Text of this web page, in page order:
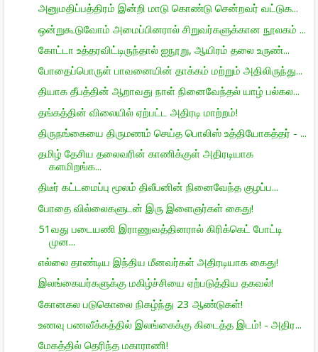
அனுமதிப்பத்திரம் இன்றி மாடு கொண்டு சென்றவர் வட்டுக...
ஒன்றுகூடுவோம் அமைப்பினரால் சிறுவர்களுக்கான நூலகம் ...
கோட்டா உத்தரவிட்டிருந்தால் ஐநூறு, ஆயிரம் தலை உருண்...
போதைப்பொருள் பாவனையின் தாக்கம் மற்றும் அதிலிருந்து...
தியாக தீபத்தின் ஆறாவது நாள் நினைவேந்தல் யாழ் பல்கல...
தங்கத்தின் விலையில் ஏற்பட்ட அதிரடி மாற்றம்!
திருநங்கையை திருமணம் செய்த பொலிஸ் உத்தியோகத்தர் - ...
தமிழ் தேசிய தலைவரின் காணிக்குள் அதிரடியாக
களமிறங்க...
திடீர் கட்டமைப்பு மூலம் திலீபனின் நினைவேந்த குழப்ப...
போதை வில்லைகளுடன் இரு இளைஞர்கள் கைது!
51வது படையணி இராணுவத்தினரால் கிரிக்கெட் போட்டி
முன...
எல்லை தாண்டிய இந்திய மீனவர்கள் அதிரடியாக கைது!
இலங்கையர்களுக்கு மகிழ்ச்சியை ஏற்படுத்திய தகவல்!
கோனகல படுகொலை நிகழ்ந்து 23 ஆண்டுகள்!
உணவு பணவீக்கத்தில் இலங்கைக்கு கிடைத்த இடம்! - அதிர...
மேகத்தில் தெரிந்த மகாராணி!